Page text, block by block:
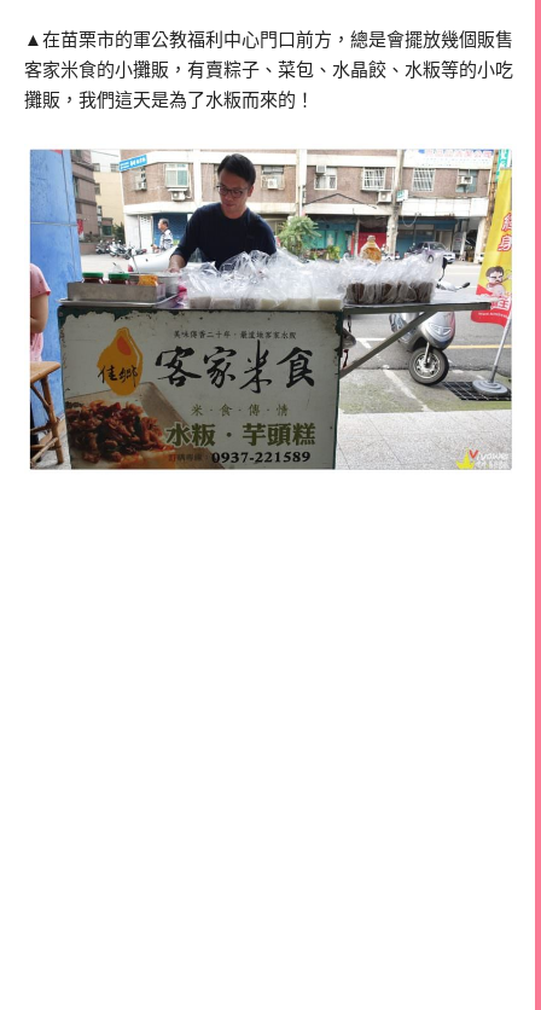
▲在苗栗市的軍公教福利中心門口前方，總是會擺放幾個販售
客家米食的小攤販，有賣粽子、菜包、水晶餃、水粄等的小吃
攤販，我們這天是為了水粄而來的！